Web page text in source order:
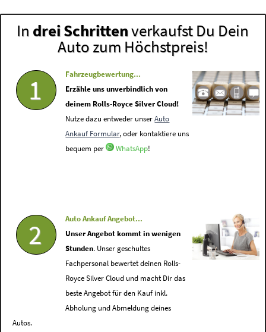
In drei Schrittenverkaufst Du Dein
Auto zum Höchstpreis!
1
Fahrzeugbewertung...
Erzähle uns unverbindlich von
deinem Rolls-Royce Silver Cloud!
Nutze dazu entweder unserAuto
Ankauf Formular, oder kontaktiere uns
bequem per
WhatsApp!
2
Auto Ankauf Angebot...
Unser Angebot kommt in wenigen
Stunden. Unser geschultes
Fachpersonal bewertet deinen Rolls-
Royce Silver Cloud und macht Dir das
beste Angebot für den Kauf inkl.
Abholung und Abmeldung deines
Autos.